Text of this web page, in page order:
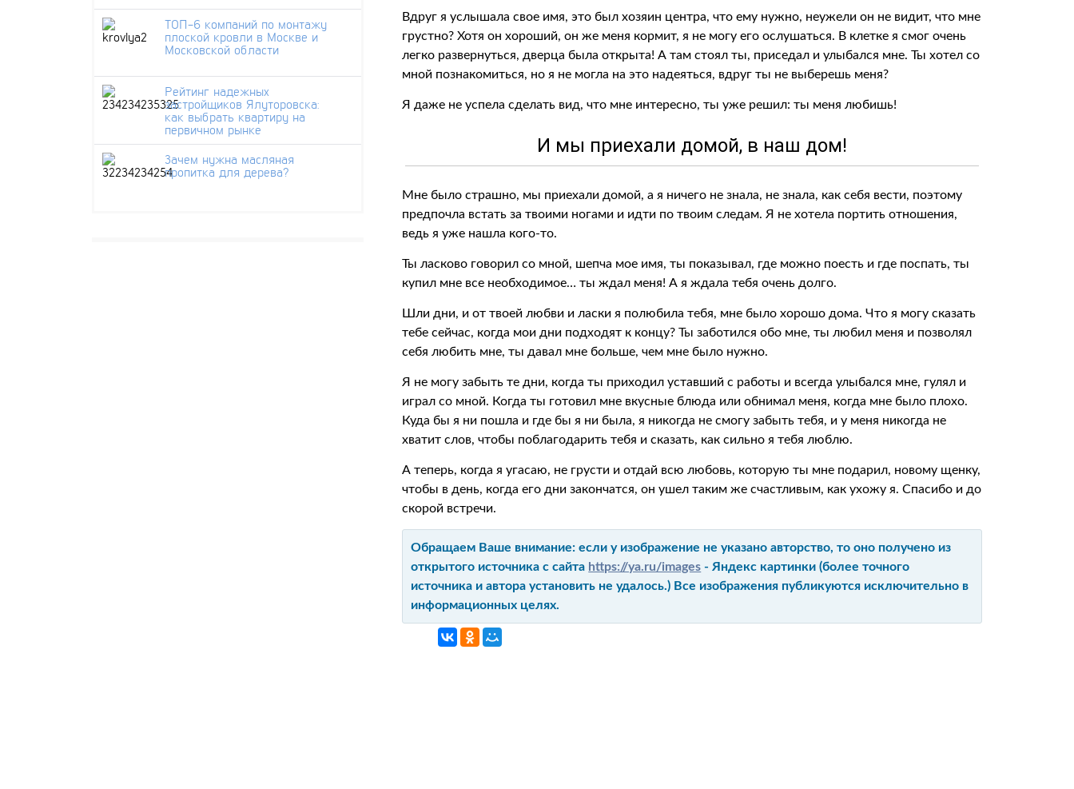
Вдруг я услышала свое имя, это был хозяин центра, что ему нужно, неужели он не видит, что мне
грустно? Хотя он хороший, он же меня кормит, я не могу его ослушаться. В клетке я смог очень
легко развернуться, дверца была открыта! А там стоял ты, приседал и улыбался мне. Ты хотел со
мной познакомиться, но я не могла на это надеяться, вдруг ты не выберешь меня?
Я даже не успела сделать вид, что мне интересно, ты уже решил: ты меня любишь!
И мы приехали домой, в наш дом!
Мне было страшно, мы приехали домой, а я ничего не знала, не знала, как себя вести, поэтому
предпочла встать за твоими ногами и идти по твоим следам. Я не хотела портить отношения,
ведь я уже нашла кого-то.
Ты ласково говорил со мной, шепча мое имя, ты показывал, где можно поесть и где поспать, ты
купил мне все необходимое… ты ждал меня! А я ждала тебя очень долго.
Шли дни, и от твоей любви и ласки я полюбила тебя, мне было хорошо дома. Что я могу сказать
тебе сейчас, когда мои дни подходят к концу? Ты заботился обо мне, ты любил меня и позволял
себя любить мне, ты давал мне больше, чем мне было нужно.
Я не могу забыть те дни, когда ты приходил уставший с работы и всегда улыбался мне, гулял и
играл со мной. Когда ты готовил мне вкусные блюда или обнимал меня, когда мне было плохо.
Куда бы я ни пошла и где бы я ни была, я никогда не смогу забыть тебя, и у меня никогда не
хватит слов, чтобы поблагодарить тебя и сказать, как сильно я тебя люблю.
А теперь, когда я угасаю, не грусти и отдай всю любовь, которую ты мне подарил, новому щенку,
чтобы в день, когда его дни закончатся, он ушел таким же счастливым, как ухожу я. Спасибо и до
скорой встречи.
Обращаем Ваше внимание: если у изображение не указано авторство, то оно получено из
открытого источника с сайта https://ya.ru/images - Яндекс картинки (более точного
источника и автора установить не удалось.) Все изображения публикуются исключительно в
информационных целях.
ТОП-6 компаний по монтажу
плоской кровли в Москве и
Московской области
Рейтинг надежных
застройщиков Ялуторовска:
как выбрать квартиру на
первичном рынке
Зачем нужна масляная
пропитка для дерева?